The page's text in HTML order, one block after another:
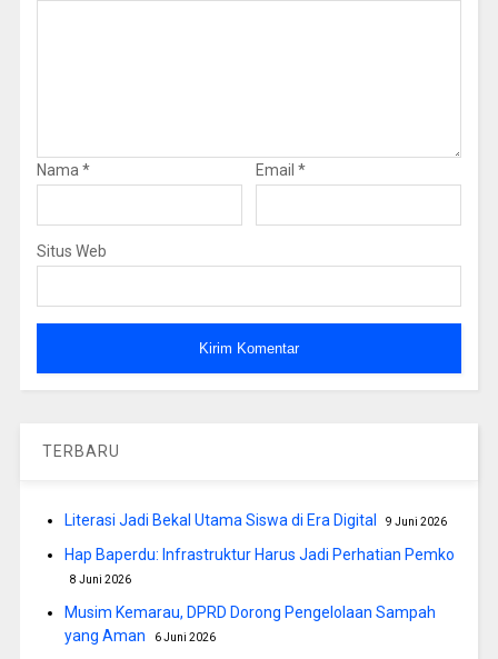
Nama * Email *
Situs Web
TERBARU
Literasi Jadi Bekal Utama Siswa di Era Digital 9 Juni 2026
Hap Baperdu: Infrastruktur Harus Jadi Perhatian Pemko
8 Juni 2026
Musim Kemarau, DPRD Dorong Pengelolaan Sampah
yang Aman
6 Juni 2026